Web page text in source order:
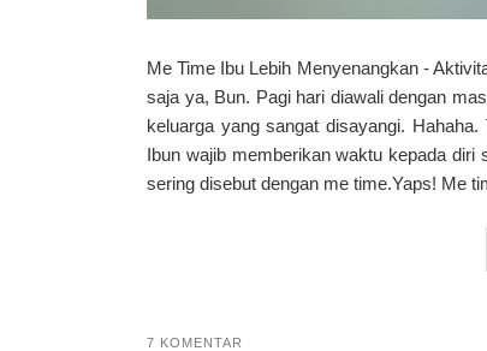
Me Time Ibu Lebih Menyenangkan -
saja ya, Bun. Pagi hari diawali dengan
keluarga yang sangat disayangi.
Ibun wajib memberikan waktu kepada diri
sering disebut dengan me time.Yaps! Me
7 KOMENTAR